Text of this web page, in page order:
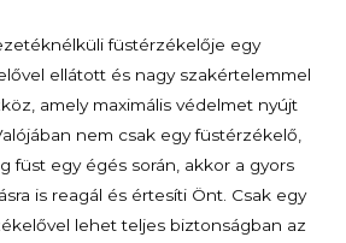
füstérzékelője egy
ellátott és nagy szakértelemmel
amely maximális védelmet nyújt
nem csak egy füstérzékelő,
füst egy égés során, akkor a gyors
is reagál és értesíti Önt. Csak egy
lehet teljes biztonságban az